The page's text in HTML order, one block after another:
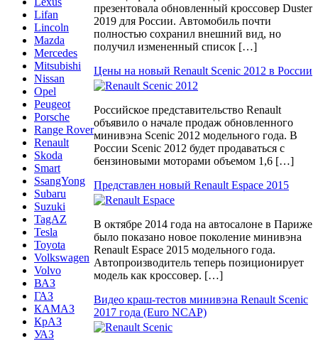
Lifan
Lincoln
Mazda
Mercedes
Mitsubishi
Nissan
Opel
Peugeot
Porsche
Range Rover
Renault
Skoda
Smart
SsangYong
Subaru
Suzuki
TagAZ
Tesla
Toyota
Volkswagen
Volvo
ВАЗ
ГАЗ
КАМАЗ
КрАЗ
УАЗ
презентовала обновленный кроссовер Duster
2019 для России. Автомобиль почти
полностью сохранил внешний вид, но
получил измененный список […]
Цены на новый Renault Scenic 2012 в России
Российское представительство Renault
объявило о начале продаж обновленного
минивэна Scenic 2012 модельного года. В
России Scenic 2012 будет продаваться с
бензиновыми моторами объемом 1,6 […]
Представлен новый Renault Espace 2015
В октябре 2014 года на автосалоне в Париже
было показано новое поколение минивэна
Renault Espace 2015 модельного года.
Автопроизводитель теперь позиционирует
модель как кроссовер. […]
Видео краш-тестов минивэна Renault Scenic
2017 года (Euro NCAP)